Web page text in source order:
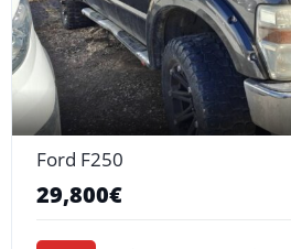
Ford F250
29,800€